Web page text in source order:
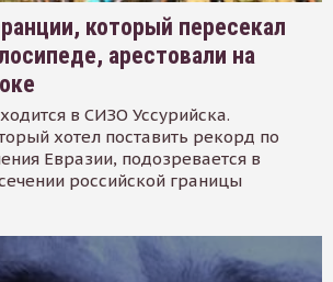
который пересекал
арестовали на
в СИЗО Уссурийска.
хотел поставить рекорд по
Евразии, подозревается в
российской границы